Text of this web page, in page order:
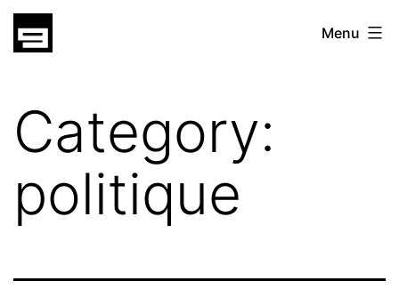
Skip
gatsu
Menu
Category:
politique